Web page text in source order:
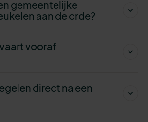
gemeentelijke
aan de orde?
vooraf
direct na een